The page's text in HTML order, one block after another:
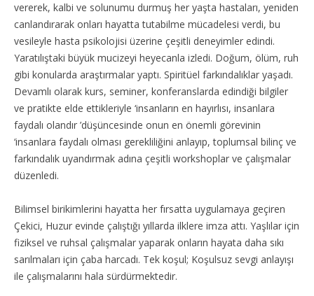
vererek, kalbi ve solunumu durmuş her yaşta hastaları, yeniden
canlandırarak onları hayatta tutabilme mücadelesi verdi, bu
vesileyle hasta psikolojisi üzerine çeşitli deneyimler edindi.
Yaratılıştaki büyük mucizeyi heyecanla izledi. Doğum, ölüm, ruh
gibi konularda araştırmalar yaptı. Spiritüel farkındalıklar yaşadı.
Devamlı olarak kurs, seminer, konferanslarda edindiği bilgiler
ve pratikte elde ettikleriyle ‘insanların en hayırlısı, insanlara
faydalı olandır ’düşüncesinde onun en önemli görevinin
‘insanlara faydalı olması gerekliliğini anlayıp, toplumsal bilinç ve
farkındalık uyandırmak adına çeşitli workshoplar ve çalışmalar
düzenledi.
Bilimsel birikimlerini hayatta her fırsatta uygulamaya geçiren
Çekici, Huzur evinde çalıştığı yıllarda ilklere imza attı. Yaşlılar için
fiziksel ve ruhsal çalışmalar yaparak onların hayata daha sıkı
sarılmaları için çaba harcadı. Tek koşul; Koşulsuz sevgi anlayışı
ile çalışmalarını hala sürdürmektedir.